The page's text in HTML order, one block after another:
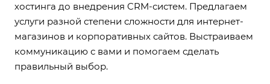
хостинга до внедрения CRM-систем. Предлагаем
услуги разной степени сложности для интернет-
магазинов и корпоративных сайтов. Выстраиваем
коммуникацию с вами и помогаем сделать
правильный выбор.